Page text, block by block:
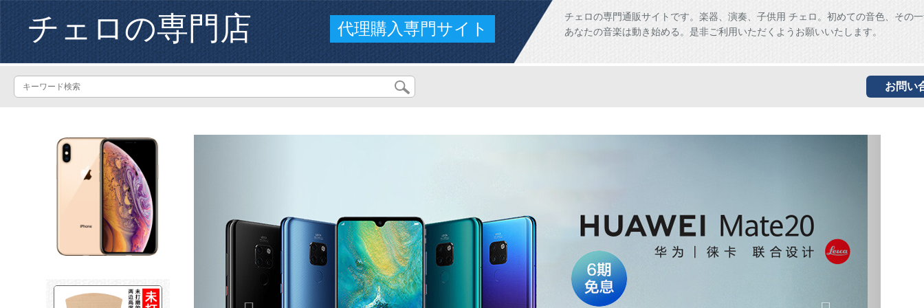
チェロの専門店 代理購入専門サイト
チェロの専門通販サイトです。楽器、演奏、子供用 チェロ。初めての音色、その
あなたの音楽は動き始める。是非ご利用いただくようお願いいたします。
お問い